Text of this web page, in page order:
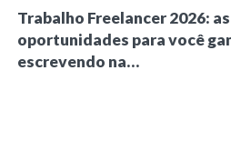
Trabalho Freelancer 2026:
oportunidades para você
escrevendo na…